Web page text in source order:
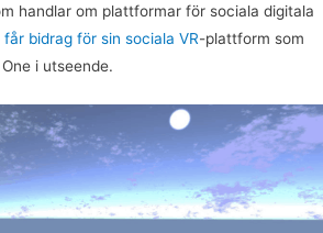
handlar om plattformar för sociala digitala
bidrag för sin sociala VR-plattform som
i utseende.